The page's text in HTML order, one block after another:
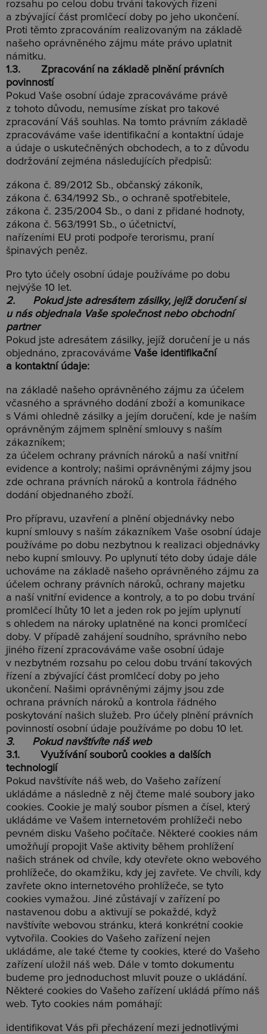
rozsahu po celou dobu trvání takových řízení
a zbývající část promlčecí doby po jeho ukončení.
Proti těmto zpracováním realizovaným na základě
našeho oprávněného zájmu máte právo uplatnit
námitku.
1.3. Zpracování na základě plnění právních
povinností
Pokud Vaše osobní údaje zpracováváme právě
z tohoto důvodu, nemusíme získat pro takové
zpracování Váš souhlas. Na tomto právním základě
zpracováváme vaše identifikační a kontaktní údaje
a údaje o uskutečněných obchodech, a to z důvodu
dodržování zejména následujících předpisů:
zákona č. 89/2012 Sb., občanský zákoník,
zákona č. 634/1992 Sb., o ochraně spotřebitele,
zákona č. 235/2004 Sb., o dani z přidané hodnoty,
zákona č. 563/1991 Sb., o účetnictví,
nařízeními EU proti podpoře terorismu, praní
špinavých peněz.
Pro tyto účely osobní údaje používáme po dobu
nejvýše 10 let.
2. Pokud jste adresátem zásilky, jejíž doručení si
u nás objednala Vaše společnost nebo obchodní
partner
Pokud jste adresátem zásilky, jejíž doručení je u nás
objednáno, zpracováváme Vaše identifikační
a kontaktní údaje:
na základě našeho oprávněného zájmu za účelem
včasného a správného dodání zboží a komunikace
s Vámi ohledně zásilky a jejím doručení, kde je naším
oprávněným zájmem splnění smlouvy s naším
zákazníkem;
za účelem ochrany právních nároků a naší vnitřní
evidence a kontroly; našimi oprávněnými zájmy jsou
zde ochrana právních nároků a kontrola řádného
dodání objednaného zboží.
Pro přípravu, uzavření a plnění objednávky nebo
kupní smlouvy s naším zákazníkem Vaše osobní údaje
používáme po dobu nezbytnou k realizaci objednávky
nebo kupní smlouvy. Po uplynutí této doby údaje dále
uchováme na základě našeho oprávněného zájmu za
účelem ochrany právních nároků, ochrany majetku
a naší vnitřní evidence a kontroly, a to po dobu trvání
promlčecí lhůty 10 let a jeden rok po jejím uplynutí
s ohledem na nároky uplatněné na konci promlčecí
doby. V případě zahájení soudního, správního nebo
jiného řízení zpracováváme vaše osobní údaje
v nezbytném rozsahu po celou dobu trvání takových
řízení a zbývající část promlčecí doby po jeho
ukončení. Našimi oprávněnými zájmy jsou zde
ochrana právních nároků a kontrola řádného
poskytování našich služeb. Pro účely plnění právních
povinností osobní údaje používáme po dobu 10 let.
3. Pokud navštívíte náš web
3.1. Využívání souborů cookies a dalších
technologií
Pokud navštívíte náš web, do Vašeho zařízení
ukládáme a následně z něj čteme malé soubory jako
cookies. Cookie je malý soubor písmen a čísel, který
ukládáme ve Vašem internetovém prohlížeči nebo
pevném disku Vašeho počítače. Některé cookies nám
umožňují propojit Vaše aktivity během prohlížení
našich stránek od chvíle, kdy otevřete okno webového
prohlížeče, do okamžiku, kdy jej zavřete. Ve chvíli, kdy
zavřete okno internetového prohlížeče, se tyto
cookies vymažou. Jiné zůstávají v zařízení po
nastavenou dobu a aktivují se pokaždé, když
navštívíte webovou stránku, která konkrétní cookie
vytvořila. Cookies do Vašeho zařízení nejen
ukládáme, ale také čteme ty cookies, které do Vašeho
zařízení uložil náš web. Dále v tomto dokumentu
budeme pro jednoduchost mluvit pouze o ukládání.
Některé cookies do Vašeho zařízení ukládá přímo náš
web. Tyto cookies nám pomáhají:
identifikovat Vás při přecházení mezi jednotlivými